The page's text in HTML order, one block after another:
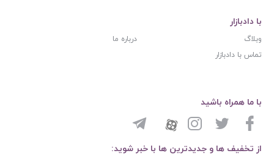
با دادبازار
وبلاگ
درباره ما
تماس با دادبازار
از تخفیف ها و جدیدترین ها با خبر شوید:
با ما همراه باشید